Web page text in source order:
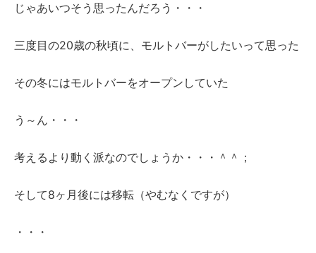
じゃあいつそう思ったんだろう・・・
三度目の20歳の秋頃に、モルトバーがしたいって思った
その冬にはモルトバーをオープンしていた
う～ん・・・
考えるより動く派なのでしょうか・・・＾＾；
そして8ヶ月後には移転（やむなくですが）
・・・